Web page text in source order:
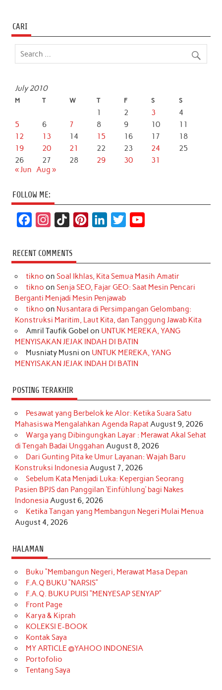
CARI
July 2010
M T W T F S S
1 2 3
4
5
6 7 8 9 10
11
12
13 14 15 16 17
18
19
20 21 22 23 24
25
26
27 28 29 30
31
« Jun Aug »
FOLLOW ME:
c
e
b
o
k
s
t
a
r
a
m
k
T
o
k
t
e
e
s
t
k
e
d
I
n
t
t
r
T
u
e
RECENT COMMENTS
tikno on Soal Ikhlas, Kita Semua Masih Amatir
tikno on Senja SEO, Fajar GEO: Saat Mesin Pencari
Berganti Menjadi Mesin Penjawab
tikno on Nusantara di Persimpangan Gelombang:
Konstruksi Maritim, Laut Kita, dan Tanggung Jawab Kita
Amril Taufik Gobel on UNTUK MEREKA, YANG
MENYISAKAN JEJAK INDAH DI BATIN
Musniaty Musni on UNTUK MEREKA, YANG
MENYISAKAN JEJAK INDAH DI BATIN
POSTING TERAKHIR
Pesawat yang Berbelok ke Alor: Ketika Suara Satu
Mahasiswa Mengalahkan Agenda RapatAugust 9, 2026
Warga yang Dibingungkan Layar : Merawat Akal Sehat
di Tengah Badai Unggahan August 8, 2026
Dari Gunting Pita ke Umur Layanan: Wajah Baru
Konstruksi Indonesia August 7, 2026
Sebelum Kata Menjadi Luka: Kepergian Seorang
Pasien BPJS dan Panggilan ‘Einfühlung’ bagi Nakes
Indonesia August 6, 2026
Ketika Tangan yang Membangun Negeri Mulai Menua
August 4, 2026
HALAMAN
Buku “Membangun Negeri, Merawat Masa Depan
F.A.Q BUKU “NARSIS”
F.A.Q. BUKU PUISI “MENYESAP SENYAP”
Front Page
Karya & Kiprah
KOLEKSI E-BOOK
Kontak Saya
MY ARTICLE @YAHOO INDONESIA
Portofolio
Tentang Saya